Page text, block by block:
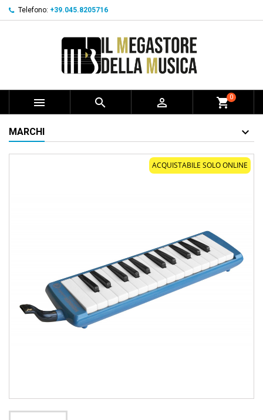
Telefono: +39.045.8205716
   shopping_cart0
MARCHI
ACQUISTABILE SOLO ONLINE